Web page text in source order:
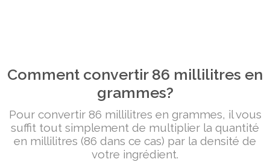
Comment convertir 86 millilitres en
grammes?
Pour convertir 86 millilitres en grammes, il vous
suffit tout simplement de multiplier la quantité
en millilitres (86 dans ce cas) par la densité de
votre ingrédient.